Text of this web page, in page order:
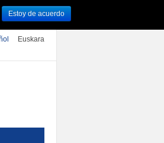
Euskara
Estoy de acuerdo